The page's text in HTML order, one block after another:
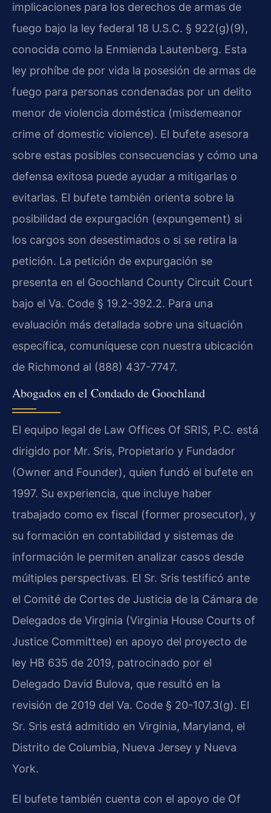
implicaciones para los derechos de armas de
fuego bajo la ley federal 18 U.S.C. § 922(g)(9),
conocida como la Enmienda Lautenberg. Esta
ley prohíbe de por vida la posesión de armas de
fuego para personas condenadas por un delito
menor de violencia doméstica (misdemeanor
crime of domestic violence). El bufete asesora
sobre estas posibles consecuencias y cómo una
defensa exitosa puede ayudar a mitigarlas o
evitarlas. El bufete también orienta sobre la
posibilidad de expurgación (expungement) si
los cargos son desestimados o si se retira la
petición. La petición de expurgación se
presenta en el Goochland County Circuit Court
bajo el Va. Code § 19.2-392.2. Para una
evaluación más detallada sobre una situación
específica, comuníquese con nuestra ubicación
de Richmond al (888) 437-7747.
Abogados en el Condado de Goochland
El equipo legal de Law Offices Of SRIS, P.C. está
dirigido por Mr. Sris, Propietario y Fundador
(Owner and Founder), quien fundó el bufete en
1997. Su experiencia, que incluye haber
trabajado como ex fiscal (former prosecutor), y
su formación en contabilidad y sistemas de
información le permiten analizar casos desde
múltiples perspectivas. El Sr. Sris testificó ante
el Comité de Cortes de Justicia de la Cámara de
Delegados de Virginia (Virginia House Courts of
Justice Committee) en apoyo del proyecto de
ley HB 635 de 2019, patrocinado por el
Delegado David Bulova, que resultó en la
revisión de 2019 del Va. Code § 20-107.3(g). El
Sr. Sris está admitido en Virginia, Maryland, el
Distrito de Columbia, Nueva Jersey y Nueva
York.
El bufete también cuenta con el apoyo de Of